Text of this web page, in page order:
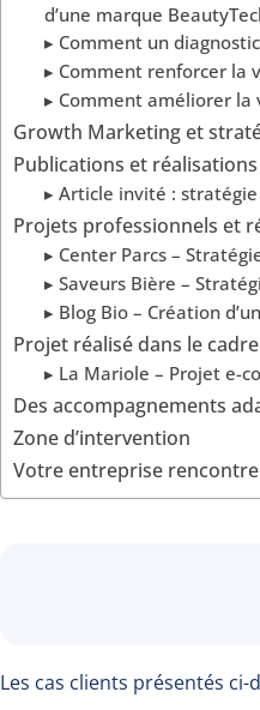
d’une marque
▸ Comment un
▸ Comment renforcer la
▸ Comment améliorer la
Growth Marketing et
Publications et
▸ Article invité :
Projets professionnels et
▸ Center Parcs –
▸ Saveurs Bière –
▸ Blog Bio – Création
Projet réalisé dans le
▸ La Mariole – Projet e-
Des accompagnements
Zone d’intervention
Votre entreprise
Les cas clients présentés